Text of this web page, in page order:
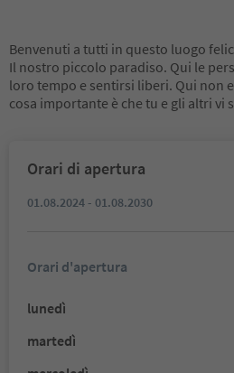
Benvenuti a tutti in questo luogo
Il nostro piccolo paradiso. Qui le
loro tempo e sentirsi liberi. Qui non
cosa importante è che tu e gli altri vi
Orari di apertura
01.08.2024 - 01.08.2030
Orari d'apertura
lunedì
martedì